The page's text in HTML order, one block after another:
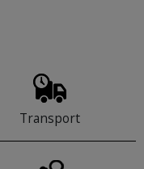
Transport